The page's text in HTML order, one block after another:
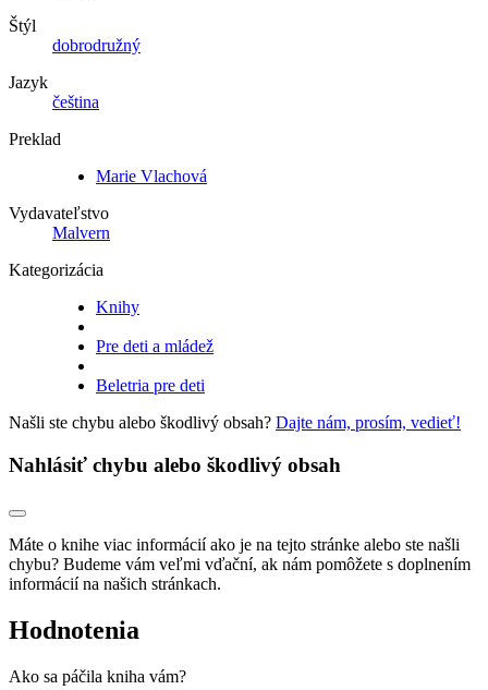
Štýl
dobrodružný
Jazyk
čeština
Preklad
Marie Vlachová
Vydavateľstvo
Malvern
Kategorizácia
Knihy
Pre deti a mládež
Beletria pre deti
Našli ste chybu alebo škodlivý obsah? Dajte nám, prosím, vedieť!
Nahlásiť chybu alebo škodlivý obsah
Máte o knihe viac informácií ako je na tejto stránke alebo ste našli
chybu? Budeme vám veľmi vďační, ak nám pomôžete s doplnením
informácií na našich stránkach.
Hodnotenia
Ako sa páčila kniha vám?